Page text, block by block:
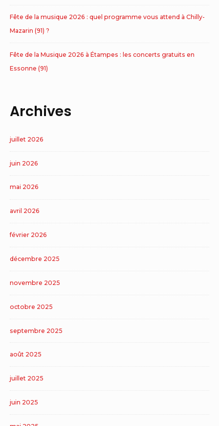
Fête de la musique 2026 : quel programme vous attend à Chilly-
Mazarin (91) ?
Fête de la Musique 2026 à Étampes : les concerts gratuits en
Essonne (91)
Archives
juillet 2026
juin 2026
mai 2026
avril 2026
février 2026
décembre 2025
novembre 2025
octobre 2025
septembre 2025
août 2025
juillet 2025
juin 2025